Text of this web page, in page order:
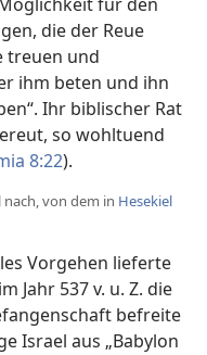
die der Reue
treuen und
ihm beten und ihn
Ihr biblischer Rat
so wohltuend
8:22).
nach, von dem in Hesekiel
Vorgehen lieferte
Jahr 537 v. u. Z. die
befreite
Israel aus „Babylon